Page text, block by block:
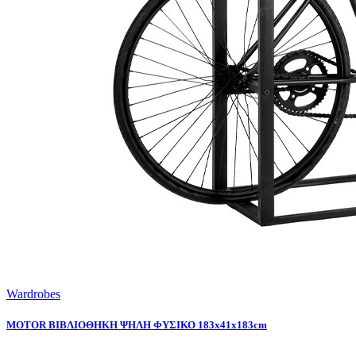
Wardrobes
MOTOR ΒΙΒΛΙΟΘΗΚΗ ΨΗΛΗ ΦΥΣΙΚΟ 183x41x183cm